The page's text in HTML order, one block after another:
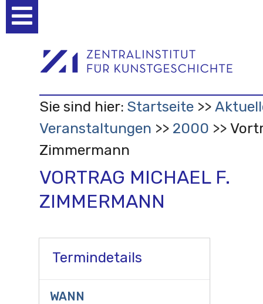
Werkzeuge
Sie sind hier: Startseite
Veranstaltungen
2000
Zimmermann
VORTRAG MICHAEL F.
ZIMMERMANN
Termindetails
WANN